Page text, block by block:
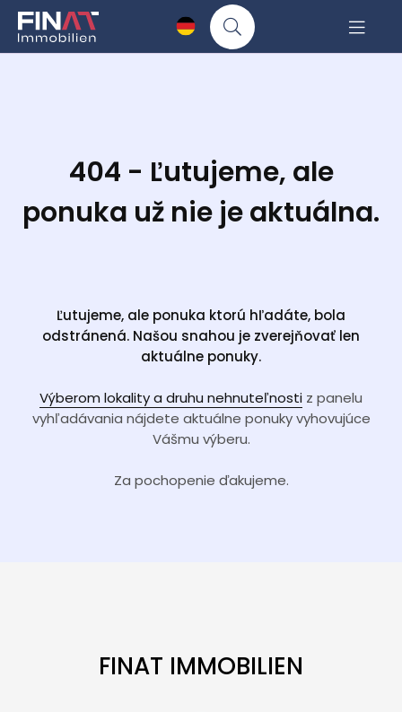
404 - Ľutujeme, ale
ponuka už nie je aktuálna.
Ľutujeme, ale ponuka ktorú hľadáte, bola
odstránená. Našou snahou je zverejňovať len
aktuálne ponuky.
Výberom lokality a druhu nehnuteľnosti z panelu
vyhľadávania nájdete aktuálne ponuky vyhovujúce
Vášmu výberu.
Za pochopenie ďakujeme.
FINAT IMMOBILIEN